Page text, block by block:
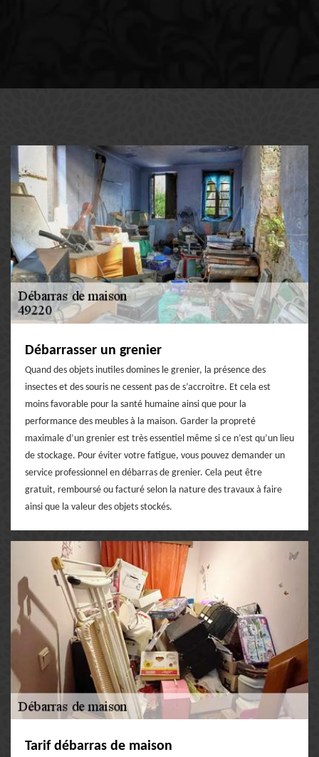
Débarrasser un grenier
Quand des objets inutiles domines le grenier, la présence des
insectes et des souris ne cessent pas de s’accroitre. Et cela est
moins favorable pour la santé humaine ainsi que pour la
performance des meubles à la maison. Garder la propreté
maximale d’un grenier est très essentiel même si ce n’est qu’un lieu
de stockage. Pour éviter votre fatigue, vous pouvez demander un
service professionnel en débarras de grenier. Cela peut être
gratuit, remboursé ou facturé selon la nature des travaux à faire
ainsi que la valeur des objets stockés.
Tarif débarras de maison